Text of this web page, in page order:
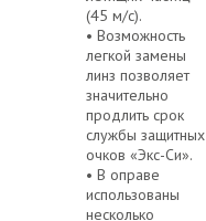
(45 м/с).
• Возможность
легкой замены
линз позволяет
значительно
продлить срок
службы защитных
очков «Экс-Си».
• В оправе
использованы
несколько